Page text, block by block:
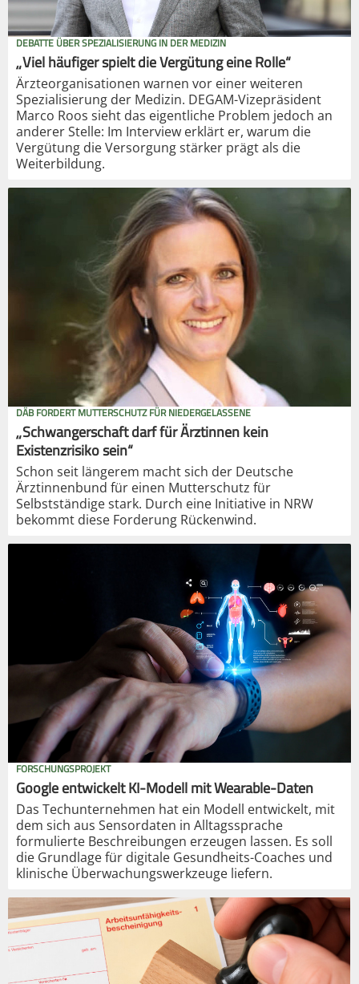
DEBATTE ÜBER SPEZIALISIERUNG IN DER MEDIZIN
„Viel häufiger spielt die Vergütung eine Rolle“
Ärzteorganisationen warnen vor einer weiteren
Spezialisierung der Medizin. DEGAM-Vizepräsident
Marco Roos sieht das eigentliche Problem jedoch an
anderer Stelle: Im Interview erklärt er, warum die
Vergütung die Versorgung stärker prägt als die
Weiterbildung.
DÄB FORDERT MUTTERSCHUTZ FÜR NIEDERGELASSENE
„Schwangerschaft darf für Ärztinnen kein
Existenzrisiko sein“
Schon seit längerem macht sich der Deutsche
Ärztinnenbund für einen Mutterschutz für
Selbstständige stark. Durch eine Initiative in NRW
bekommt diese Forderung Rückenwind.
FORSCHUNGSPROJEKT
Google entwickelt KI-Modell mit Wearable-Daten
Das Techunternehmen hat ein Modell entwickelt, mit
dem sich aus Sensordaten in Alltagssprache
formulierte Beschreibungen erzeugen lassen. Es soll
die Grundlage für digitale Gesundheits-Coaches und
klinische Überwachungswerkzeuge liefern.